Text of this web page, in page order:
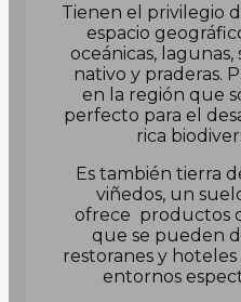
Tienen el privilegio
espacio
oceánicas, lagunas,
nativo y praderas.
en la región que
perfecto para el
rica
Es también tierra
viñedos, un
ofrece productos
que se pueden
restoranes y
entornos